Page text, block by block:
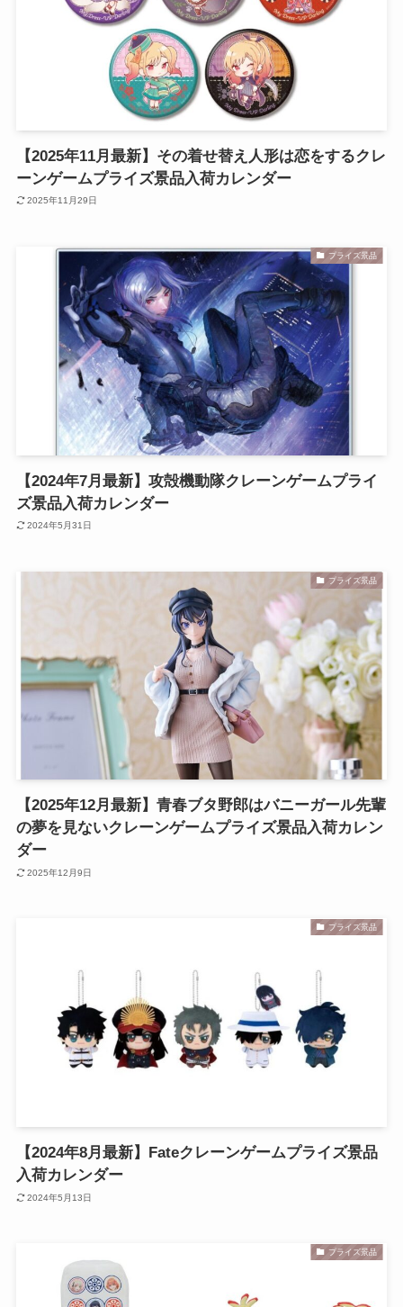
【2025年11月最新】その着せ替え人形は恋をするクレ
ーンゲームプライズ景品入荷カレンダー
2025年11月29日
プライズ景品
【2024年7月最新】攻殻機動隊クレーンゲームプライ
ズ景品入荷カレンダー
2024年5月31日
プライズ景品
【2025年12月最新】青春ブタ野郎はバニーガール先輩
の夢を見ないクレーンゲームプライズ景品入荷カレン
ダー
2025年12月9日
プライズ景品
【2024年8月最新】Fateクレーンゲームプライズ景品
入荷カレンダー
2024年5月13日
プライズ景品